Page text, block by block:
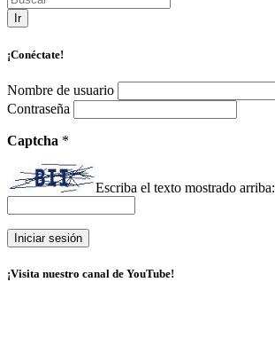
Ir
¡Conéctate!
Nombre de usuario
Contraseña
Captcha *
Escriba el texto mostrado arriba:
¡Visita nuestro canal de YouTube!